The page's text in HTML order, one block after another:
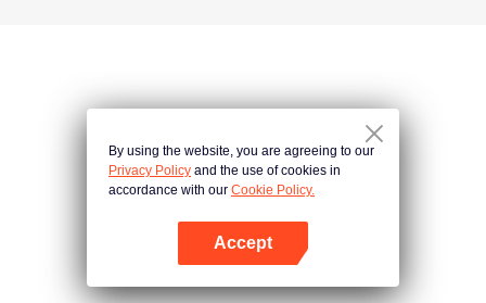
By using the website, you are agreeing to our
Privacy Policy and the use of cookies in
accordance with our Cookie Policy.
Accept